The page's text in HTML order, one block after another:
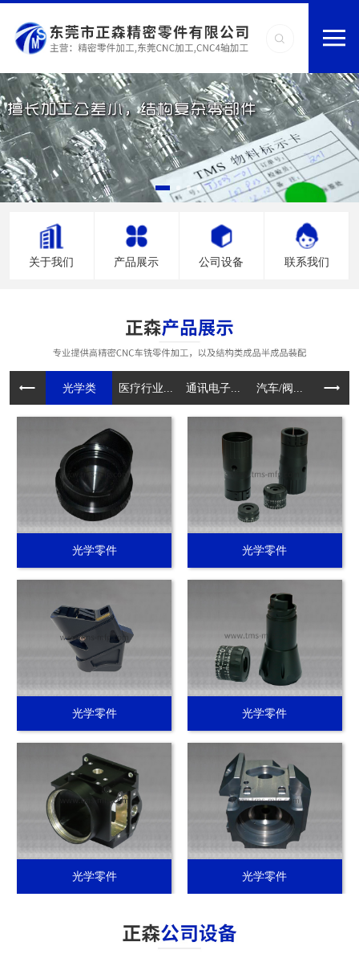
关于我们 产品展示 公司设备 联系我们
光学类 医疗行业... 通讯电子... 汽车/阀... 电动工
光学零件 光学零件
光学零件 光学零件
光学零件 光学零件